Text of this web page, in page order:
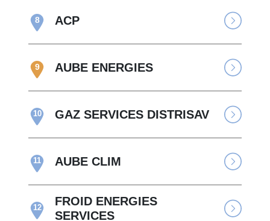
8 ACP
9 AUBE ENERGIES
10 GAZ SERVICES DISTRISAV
11 AUBE CLIM
12
FROID ENERGIES
SERVICES